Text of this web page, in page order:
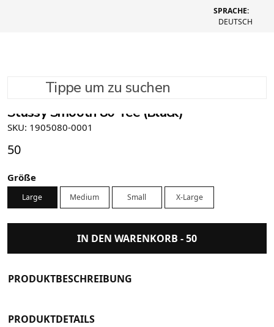
SPRACHE:
DEUTSCH
Tippe um zu suchen
Stussy Smooth 80 Tee (Black)
SKU: 1905080-0001
50
Größe
Large Medium Small X-Large
IN DEN WARENKORB -50
PRODUKTBESCHREIBUNG
PRODUKTDETAILS